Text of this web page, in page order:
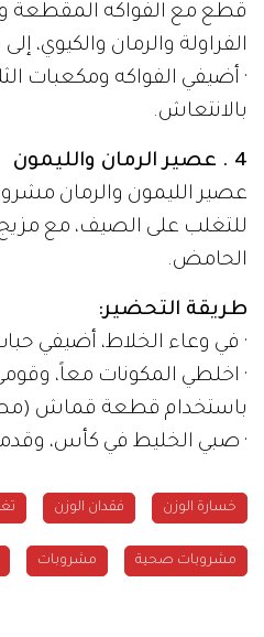
قطع مع الفواكه المقطعة
الفراولة والرمان والكيوي،
· أضيفي الفواكه ومكعبات
بالانتعاش.
4 . عصير الرمان والليمون
عصير الليمون والرمان
للتغلب على الصيف، مع
الحامض.
طريقة التحضير:
· في وعاء الخلاط، أضيفي
· اخلطي المكونات معاً،
باستخدام قطعة قماش
· صبي الخليط في كأس،
خسارة الوزن فقدان الوزن
مشروبات صحية مشروبات